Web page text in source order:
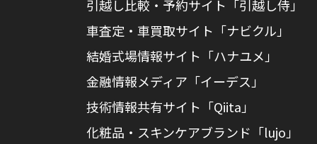
引越し比較・予約サイト「引越し侍」
車査定・車買取サイト「ナビクル」
結婚式場情報サイト「ハナユメ」
金融情報メディア「イーデス」
技術情報共有サイト「Qiita」
化粧品・スキンケアブランド「lujo」